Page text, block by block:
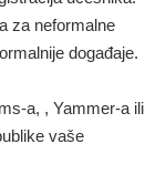
za neformalne
događaje.
a, , Yammer-a ili
vaše